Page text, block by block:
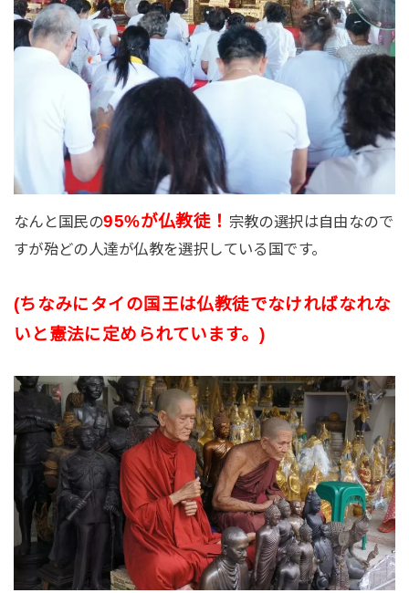
なんと国民の95%が仏教徒！ 宗教の選択は自由なので
すが殆どの人達が仏教を選択している国です。
(ちなみにタイの国王は仏教徒でなければなれな
いと憲法に定められています。)